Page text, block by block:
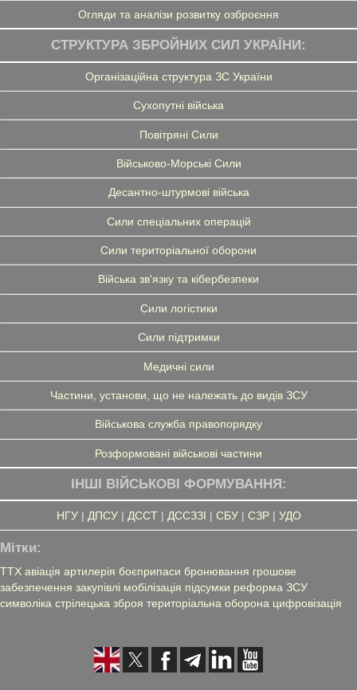
Огляди та аналізи розвитку озброєння
СТРУКТУРА ЗБРОЙНИХ СИЛ УКРАЇНИ:
Організаційна структура ЗС України
Сухопутні війська
Повітряні Сили
Військово-Морські Сили
Десантно-штурмові війська
Сили спеціальних операцій
Сили територіальної оборони
Війська зв'язку та кібербезпеки
Сили логістики
Сили підтримки
Медичні сили
Частини, установи, що не належать до видів ЗСУ
Військова служба правопорядку
Розформовані військові частини
ІНШІ ВІЙСЬКОВІ ФОРМУВАННЯ:
НГУ| ДПСУ| ДССТ| ДССЗЗІ | СБУ| СЗР| УДО
Мітки:
ТТХ авіація артилерія боєприпаси бронювання грошове
забезпечення закупівлі мобілізація підсумки реформа ЗСУ
символіка стрілецька зброя територіальна оборона цифровізація